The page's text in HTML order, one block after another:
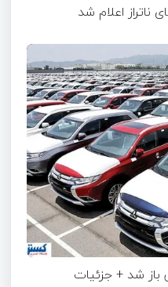
ناتراز اعلام شد
باز شد + جزئیات